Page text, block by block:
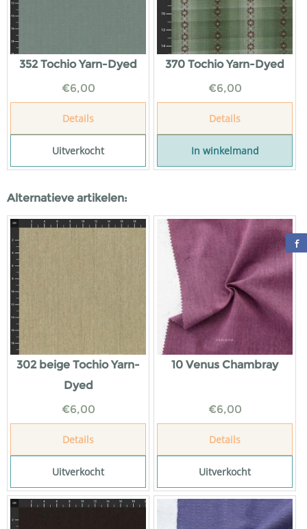
352 Tochio Yarn-Dyed
€6,00
Details
Uitverkocht
370 Tochio Yarn-Dyed
€6,00
Details
In winkelmand
Alternatieve artikelen:
302 beige Tochio Yarn-
Dyed
€6,00
Details
Uitverkocht
10 Venus Chambray
€6,00
Details
Uitverkocht